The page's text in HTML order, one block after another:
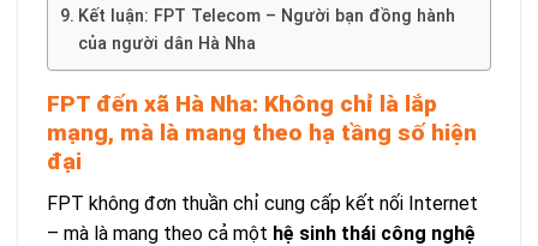
Kết luận: FPT Telecom – Người bạn đồng hành
của người dân Hà Nha
FPT đến xã Hà Nha: Không chỉ là lắp
mạng, mà là mang theo hạ tầng số hiện
đại
FPT không đơn thuần chỉ cung cấp kết nối Internet
– mà là mang theo cả một hệ sinh thái công nghệ